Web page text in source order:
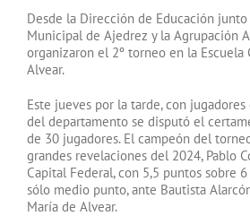
Desde la Dirección de Educación junto
Municipal de Ajedrez y la Agrupación
organizaron el 2º torneo en la Escuela
Alvear.
Este jueves por la tarde, con
del departamento se disputó el
de 30 jugadores. El campeón del
grandes revelaciones del 2024, Pablo
Capital Federal, con 5,5 puntos sobre
sólo medio punto, ante Bautista
María de Alvear.